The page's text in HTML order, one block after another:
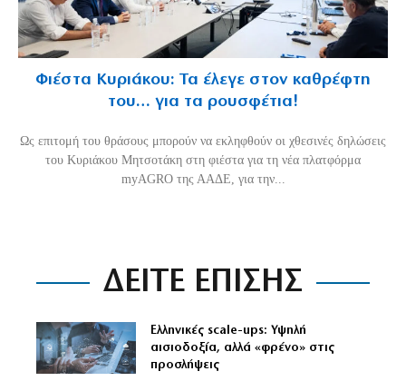
Φιέστα Κυριάκου: Τα έλεγε στον καθρέφτη
του… για τα ρουσφέτια!
Ως επιτομή του θράσους μπορούν να εκληφθούν οι χθεσινές δηλώσεις
του Κυριάκου Μητσοτάκη στη φιέστα για τη νέα πλατφόρμα
myAGRO της ΑΑΔΕ, για την...
ΔΕΙΤΕ ΕΠΙΣΗΣ
Ελληνικές scale-ups: Υψηλή
αισιοδοξία, αλλά «φρένο» στις
προσλήψεις